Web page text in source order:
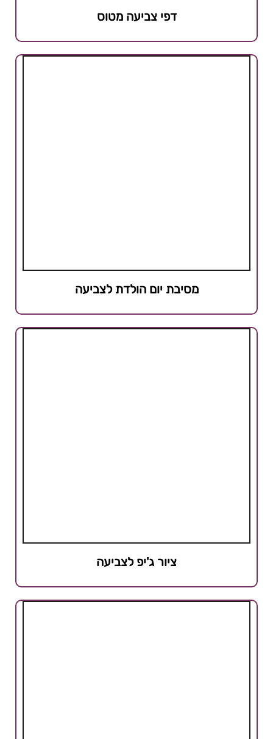
דפי צביעה מטוס
מסיבת יום הולדת לצביעה
ציור ג'יפ לצביעה